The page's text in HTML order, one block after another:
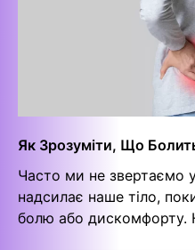
Як Зрозуміти, Що
Часто ми не звертаємо
надсилає наше тіло,
болю або дискомфорту.